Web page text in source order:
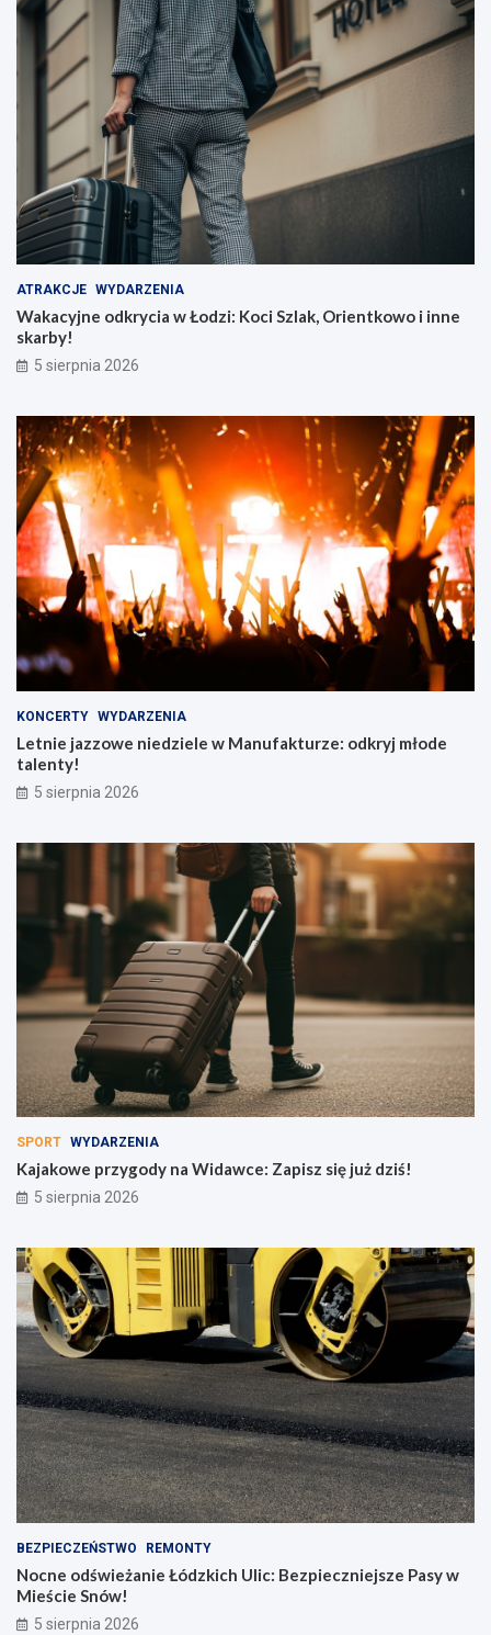
ATRAKCJE WYDARZENIA
Wakacyjne odkrycia w Łodzi: Koci Szlak, Orientkowo i inne
skarby!
5 sierpnia 2026
KONCERTY WYDARZENIA
Letnie jazzowe niedziele w Manufakturze: odkryj młode
talenty!
5 sierpnia 2026
SPORT WYDARZENIA
Kajakowe przygody na Widawce: Zapisz się już dziś!
5 sierpnia 2026
BEZPIECZEŃSTWO REMONTY
Nocne odświeżanie Łódzkich Ulic: Bezpieczniejsze Pasy w
Mieście Snów!
5 sierpnia 2026